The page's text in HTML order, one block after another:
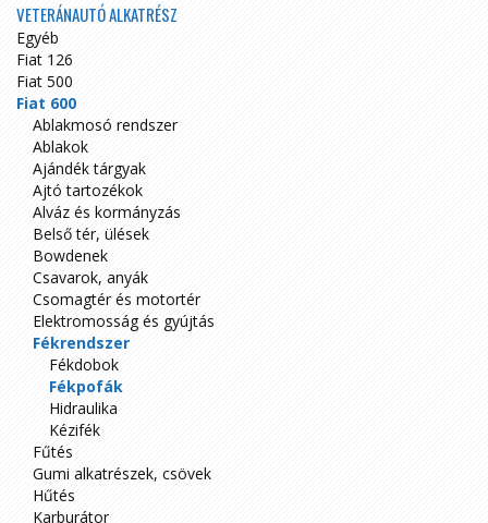
VETERÁNAUTÓ ALKATRÉSZ
Egyéb
Fiat 126
Fiat 500
Fiat 600
Ablakmosó rendszer
Ablakok
Ajándék tárgyak
Ajtó tartozékok
Alváz és kormányzás
Belső tér, ülések
Bowdenek
Csavarok, anyák
Csomagtér és motortér
Elektromosság és gyújtás
Fékrendszer
Fékdobok
Fékpofák
Hidraulika
Kézifék
Fűtés
Gumi alkatrészek, csövek
Hűtés
Karburátor